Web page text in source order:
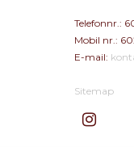
Telefonnr. :
Mobil nr. :
E-mail:
Sitemap